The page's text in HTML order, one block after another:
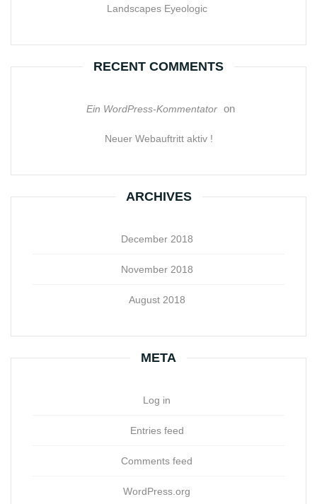
Landscapes Eyeologic
RECENT COMMENTS
Ein WordPress-Kommentator on
Neuer Webauftritt aktiv !
ARCHIVES
December 2018
November 2018
August 2018
META
Log in
Entries feed
Comments feed
WordPress.org